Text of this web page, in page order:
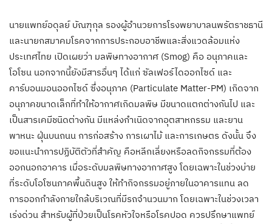
นายแพทย์อดุลย์ บัณฑุกุล รองผู้อำนวยการโรงพยาบาลนพรัตราชธานี
และนายกสมาคมโรคจากการประกอบอาชีพและสิ่งแวดล้อมแห่ง
ประเทศไทย เปิดเผยว่า มลพิษทางอากาศ (Smog) คือ อนุภาคและ
โอโซน นอกจากนี้ยังมีสารอื่นๆ ได้แก่ ซัลเฟอร์ไดออกไซด์ และ
คาร์บอนมอนออกไซด์ ซึ่งอนุภาค (Particulate Matter-PM) เกิดจาก
อนุภาคขนาดเล็กที่ทำให้อากาศเกิดมลพิษ มีขนาดแตกต่างกันไป และ
เป็นสารเคมีชนิดต่างกัน มีแหล่งกำเนิดจากอุตสาหกรรม และยาน
พาหนะ ฝุ่นบนถนน การก่อสร้าง การเผาไม้ และการเกษตร ดังนั้น จึง
ขอแนะนำการปฏิบัติตัวที่สำคัญ คือหลีกเลี่ยงหรือลดกิจกรรมที่ต้อง
ออกนอกอาคาร เมื่อระดับมลพิษทางอากาศสูง โดยเฉพาะในช่วงบ่าย
ที่ระดับโอโซนภาคพื้นดินสูง ให้ทำกิจกรรมอยู่ภายในอาคารแทน ลด
การออกกำลังกายใกล้บริเวณที่มีรถจำนวนมาก โดยเฉพาะในช่วงเวลา
เร่งด่วน สำหรับผู้ที่ป่วยเป็นโรคหัวใจหรือโรคปอด ควรปรึกษาแพทย์